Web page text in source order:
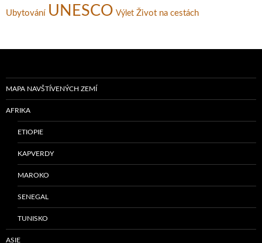
Ubytování UNESCO Výlet Život na cestách
MAPA NAVŠTÍVENÝCH ZEMÍ
AFRIKA
ETIOPIE
KAPVERDY
MAROKO
SENEGAL
TUNISKO
ASIE